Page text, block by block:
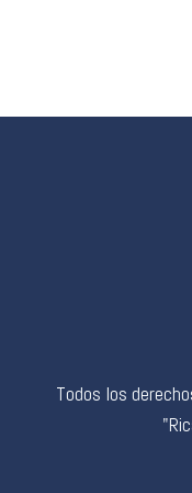
Todos los